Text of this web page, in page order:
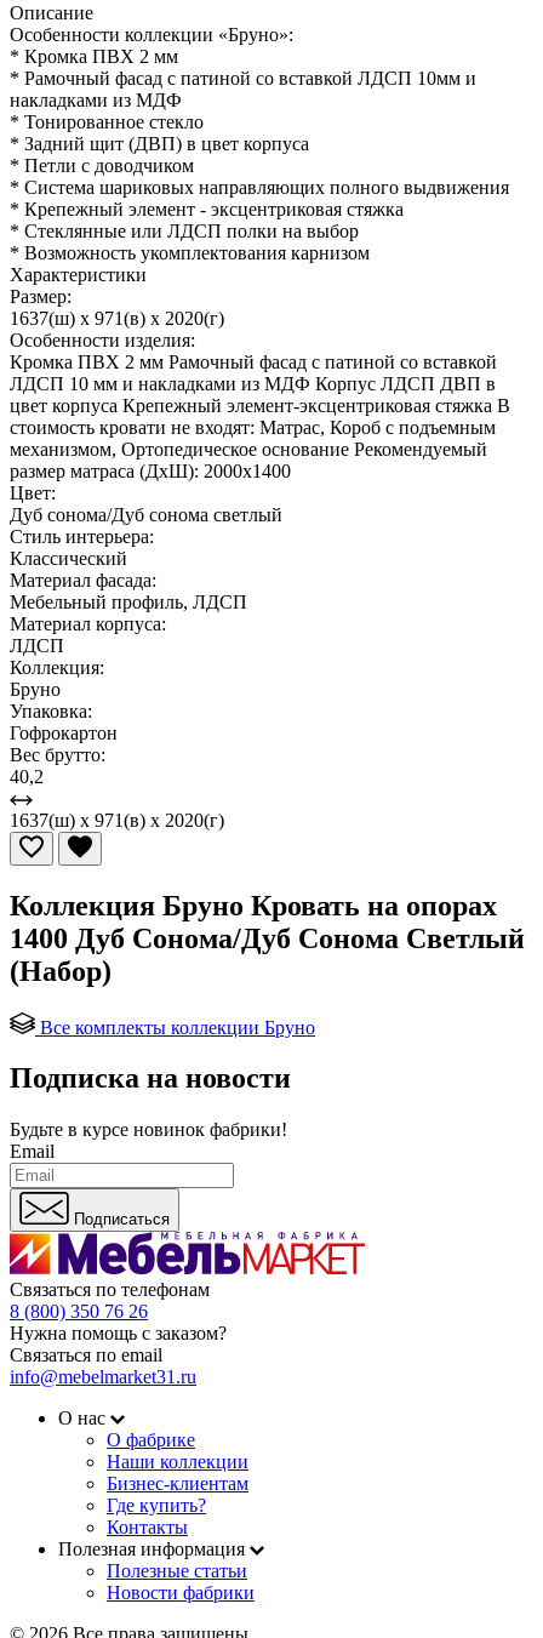
Описание
Особенности коллекции «Бруно»:
* Кромка ПВХ 2 мм
* Рамочный фасад с патиной со вставкой ЛДСП 10мм и
накладками из МДФ
* Тонированное стекло
* Задний щит (ДВП) в цвет корпуса
* Петли с доводчиком
* Система шариковых направляющих полного выдвижения
* Крепежный элемент - эксцентриковая стяжка
* Стеклянные или ЛДСП полки на выбор
* Возможность укомплектования карнизом
Характеристики
Размер:
1637(ш) x 971(в) x 2020(г)
Особенности изделия:
Кромка ПВХ 2 мм Рамочный фасад с патиной со вставкой
ЛДСП 10 мм и накладками из МДФ Корпус ЛДСП ДВП в
цвет корпуса Крепежный элемент-эксцентриковая стяжка В
стоимость кровати не входят: Матрас, Короб с подъемным
механизмом, Ортопедическое основание Рекомендуемый
размер матраса (ДхШ): 2000х1400
Цвет:
Дуб сонома/Дуб сонома светлый
Стиль интерьера:
Классический
Материал фасада:
Мебельный профиль, ЛДСП
Материал корпуса:
ЛДСП
Коллекция:
Бруно
Упаковка:
Гофрокартон
Вес брутто:
40,2
1637(ш) x 971(в) x 2020(г)
Коллекция Бруно Кровать на опорах
1400 Дуб Сонома/Дуб Сонома Светлый
(Набор)
Все комплекты коллекции Бруно
Подписка на новости
Будьте в курсе новинок фабрики!
Email
Подписаться
Связаться по телефонам
8 (800) 350 76 26
Нужна помощь с заказом?
Связаться по email
info@mebelmarket31.ru
О нас
О фабрике
Наши коллекции
Бизнес-клиентам
Где купить?
Контакты
Полезная информация
Полезные статьи
Новости фабрики